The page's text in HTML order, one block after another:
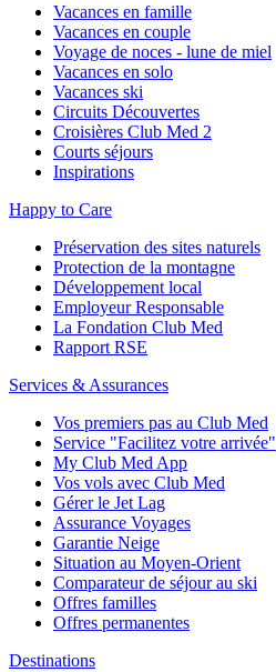
Vacances en famille
Vacances en couple
Voyage de noces - lune de miel
Vacances en solo
Vacances ski
Circuits Découvertes
Croisières Club Med 2
Courts séjours
Inspirations
Happy to Care
Préservation des sites naturels
Protection de la montagne
Développement local
Employeur Responsable
La Fondation Club Med
Rapport RSE
Services & Assurances
Vos premiers pas au Club Med
Service "Facilitez votre arrivée"
My Club Med App
Vos vols avec Club Med
Gérer le Jet Lag
Assurance Voyages
Garantie Neige
Situation au Moyen-Orient
Comparateur de séjour au ski
Offres familles
Offres permanentes
Destinations